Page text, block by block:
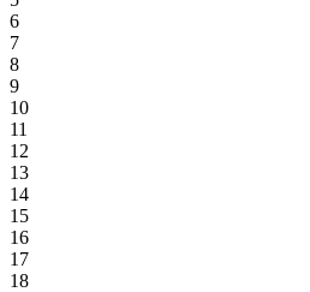
6
7
8
9
10
11
12
13
14
15
16
17
18